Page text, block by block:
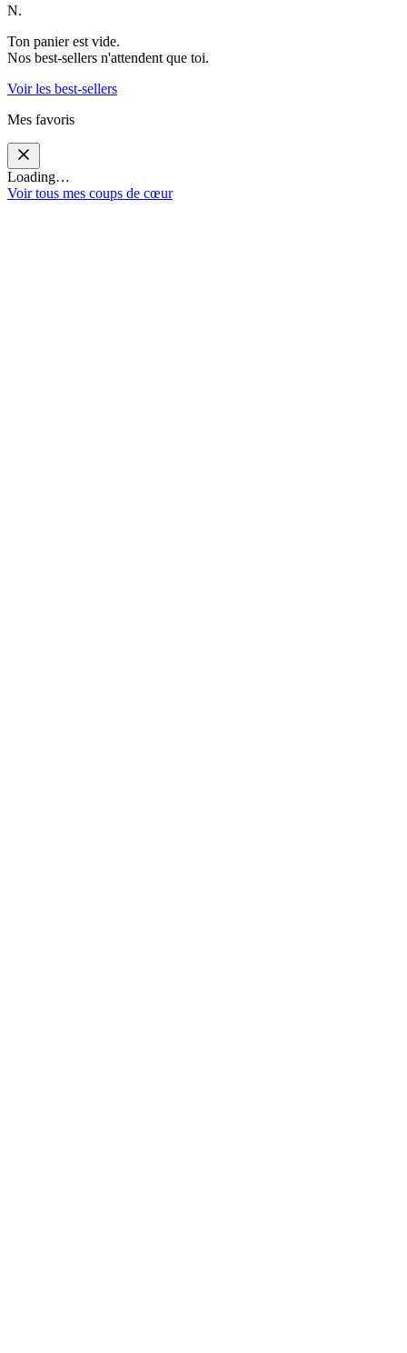
N.
Ton panier est vide.
Nos best-sellers n'attendent que toi.
Voir les best-sellers
Mes favoris
Loading…
Voir tous mes coups de cœur